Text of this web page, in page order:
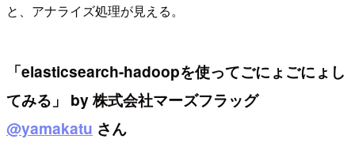
と、アナライズ処理が見える。
「elasticsearch-hadoopを使ってごにょごにょし
てみる」 by 株式会社マーズフラッグ
@yamakatu さん